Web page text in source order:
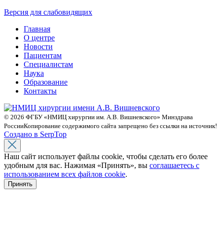
Версия для слабовидящих
Главная
О центре
Новости
Пациентам
Специалистам
Наука
Образование
Контакты
© 2026 ФГБУ «НМИЦ хирургии им. А.В. Вишневского» Минздрава
РоссииКопирование содержимого сайта запрещено без ссылки на источник!
Создано в SerpTop
Наш сайт использует файлы cookie, чтобы сделать его более
удобным для вас. Нажимая «Принять», вы соглашаетесь с
использованием всех файлов cookie.
Принять